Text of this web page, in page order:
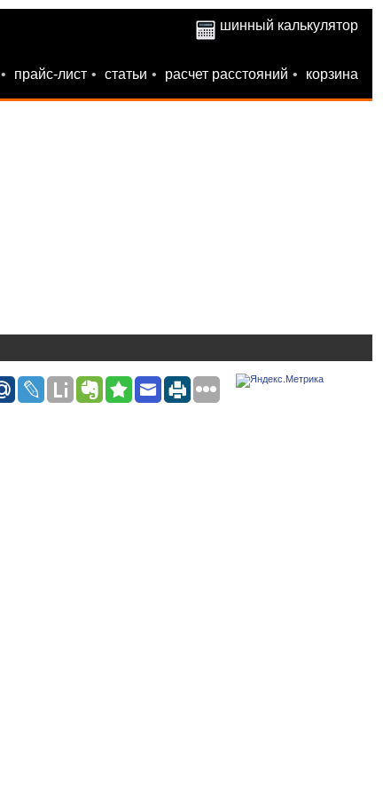
шинный калькулятор
• прайс-лист • статьи • расчет расстояний • корзина